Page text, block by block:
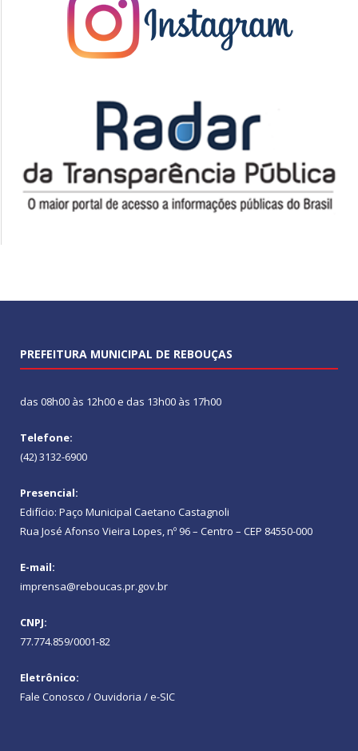
PREFEITURA MUNICIPAL DE REBOUÇAS
das 08h00 às 12h00 e das 13h00 às 17h00
Telefone:
(42) 3132-6900
Presencial:
Edifício: Paço Municipal Caetano Castagnoli
Rua José Afonso Vieira Lopes, nº 96 – Centro – CEP 84550-000
E-mail:
imprensa@reboucas.pr.gov.br
CNPJ:
77.774.859/0001-82
Eletrônico:
Fale Conosco / Ouvidoria / e-SIC